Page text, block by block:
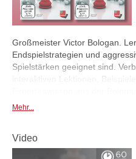
Großmeister Victor Bologan.
Endspielstrategien und
Spielstärken geeignet sind.
interaktiven Lektionen,
Mehr...
Video